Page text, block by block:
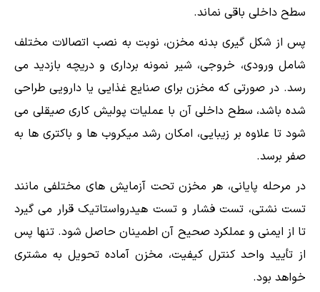
سطح داخلی باقی نماند.
پس از شکل گیری بدنه مخزن، نوبت به نصب اتصالات مختلف
شامل ورودی، خروجی، شیر نمونه برداری و دریچه بازدید می
رسد. در صورتی که مخزن برای صنایع غذایی یا دارویی طراحی
شده باشد، سطح داخلی آن با عملیات پولیش کاری صیقلی می
شود تا علاوه بر زیبایی، امکان رشد میکروب ها و باکتری ها به
صفر برسد.
در مرحله پایانی، هر مخزن تحت آزمایش های مختلفی مانند
تست نشتی، تست فشار و تست هیدرواستاتیک قرار می گیرد
تا از ایمنی و عملکرد صحیح آن اطمینان حاصل شود. تنها پس
از تأیید واحد کنترل کیفیت، مخزن آماده تحویل به مشتری
خواهد بود.